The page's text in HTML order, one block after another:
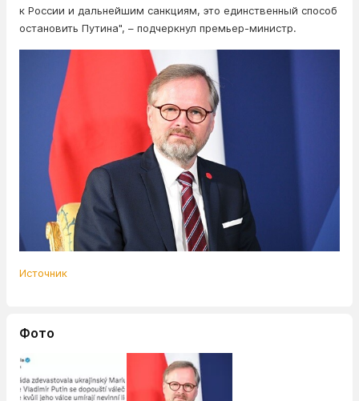
к России и дальнейшим санкциям, это единственный способ
остановить Путина", – подчеркнул премьер-министр.
Источник
Фото